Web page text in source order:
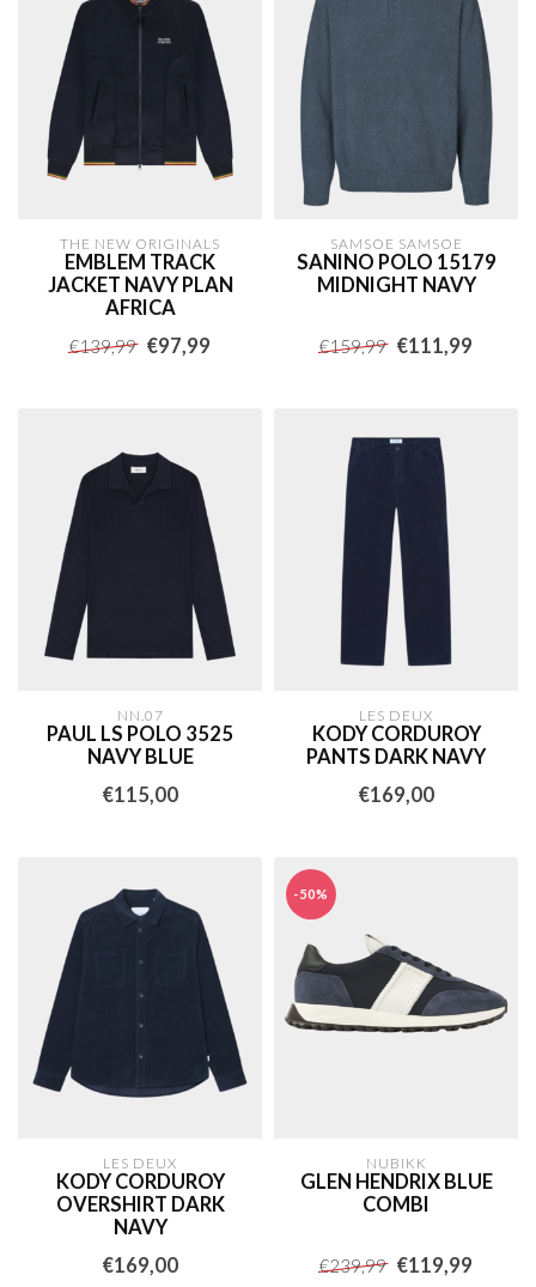
THE NEW ORIGINALS
EMBLEM TRACK
JACKET NAVY PLAN
AFRICA
€139,99 €97,99
SAMSOE SAMSOE
SANINO POLO 15179
MIDNIGHT NAVY
€159,99 €111,99
NN.07
PAUL LS POLO 3525
NAVY BLUE
€115,00
LES DEUX
KODY CORDUROY
PANTS DARK NAVY
€169,00
LES DEUX
KODY CORDUROY
OVERSHIRT DARK
NAVY
€169,00
-50%
NUBIKK
GLEN HENDRIX BLUE
COMBI
€239,99 €119,99